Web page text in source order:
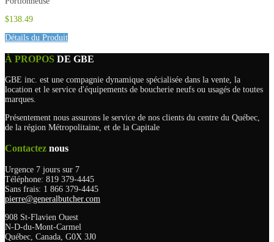
$138.49
Détails du Produit
À PROPOS DE GBE
GBE inc. est une compagnie dynamique spécialisée dans la vente, la
location et le service d'équipements de boucherie neufs ou usagés de toutes
marques.
Présentement nous assurons le service de nos clients du centre du Québec,
de la région Métropolitaine, et de la Capitale
Contactez nous
Urgence 7 jours sur 7
Téléphone: 819 379-4445
Sans frais: 1 866 379-4445
pierre@generalbutcher.com
908 St-Flavien Ouest
N-D-du-Mont-Carmel
Québec, Canada, G0X 3J0